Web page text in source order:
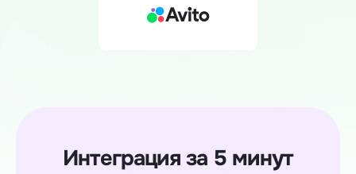
Интеграция за 5 минут